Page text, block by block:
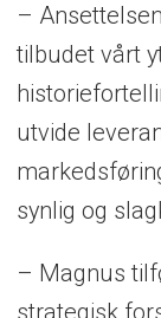
–
tilbudet vårt
utvide
synlig og
– Magnus